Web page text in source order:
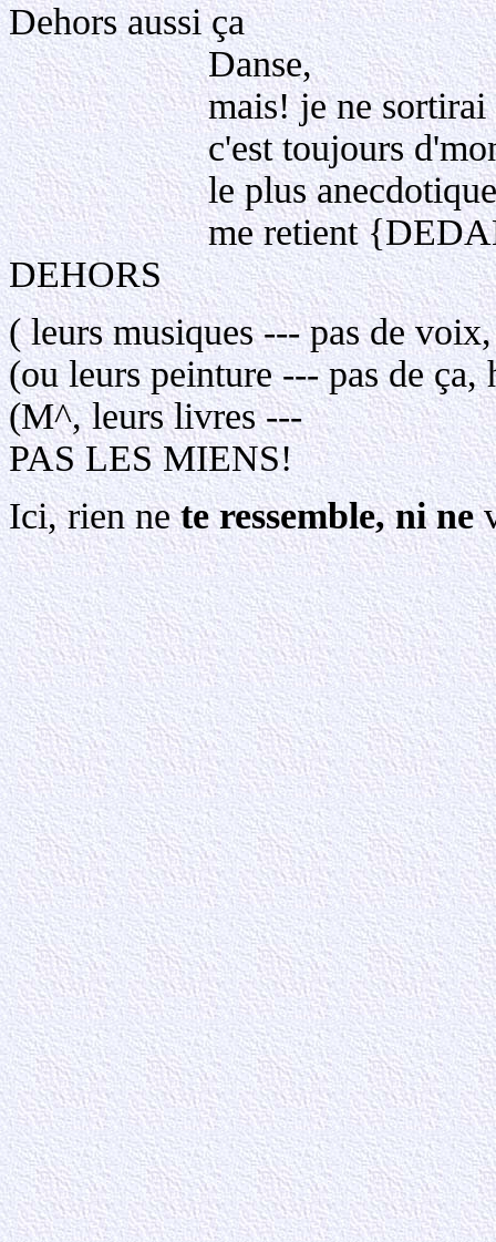
Dehors aussi ça
Danse,
mais! je ne sortirai
c'est toujours d'mon
le plus anecdotique
me retient
DEHORS
( leurs musiques --- pas de
(ou leurs peinture --- pas de ça,
(M^, leurs
PAS LES
Ici, rien nete ressemble, ni ne